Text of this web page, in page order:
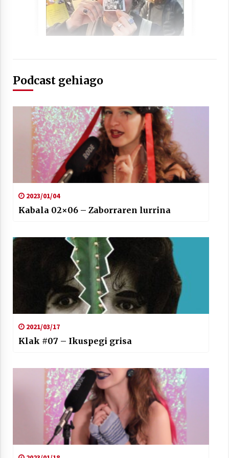
Arrosaren laburpen bideoa Hamaika
Telebistaren eskutik
Podcast gehiago
2023/01/04
Kabala 02×06 – Zaborraren lurrina
2021/03/17
Klak #07 – Ikuspegi grisa